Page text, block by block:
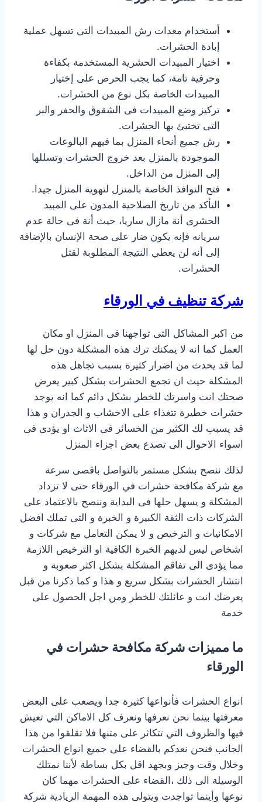
أستخدام معدات رش المبيدات التى تسهل عملية
إبادة الحشرات.
اختيار المبيدات الحشرية المستخدمة بكفاءة
وحرفية تامة، كما يجب الحرص على إختيار
المبيدات الخاصة بكل نوع من الحشرات.
تركيز وضع المبيدات فى الشقوق والحفر والبر
التى تختبئ بها الحشرات.
رش جميع أنحاء المنزل بما فيهم البالوعات
الموجودة بالمنزل بعد خروج الحشرات وتسللها
إلى المنزل من الداخل.
فتح النوافذ الخاصة بالمنزل لتهوية المنزل جيدا.
التأكد من تاريخ الصلاحية المدون على المبيد
الحشرى أنة مازال ساريا، حيث أنة فى حالة عدم
سريانه فإنه يكون ضار على صحة الإنسان بالإضافة
إلى أنه لن يعطي النتيجة المطلوبة لقتل
الحشرات.
شركة تنظيف في الورقاء
من اكبر المشاكل التى تواجهنا فى المنزل او مكان
العمل كما انه لا يمكنك ترك هذه المشكلة دون حل لها
لما قد يحدث من اضرار كثيرة بسبب تجاهل هذه
المشكلة حيث ان تجمع الحشرات بشكل كبير يعرض
صحتك انت واسرتك للخطر بشكل دائم كما انه يوجد
حشرات خطيرة تتغذاء على الاخشاب و الجدران و هذا
قد يسبب لك الكثير من الخسائر فى الاثاث او يؤدى فى
اسواء الاحوال الى تصدع بعض اجزاء المنزل
لذلك ننصح بشكل مستمر بالتواصل باقصى سرعة
مع شركة مكافحة حشرات في الورقاء حتى لا تزداد
المشكلة و يسهل حلها فى البداية وننصح بالاعتماد على
الشركات ذات الثقة الكبيرة و الخبرة و التى تملك افضل
الامكانيات و الترخيص و لا يمكن التعامل مع شركات و
اشخاص ليس لديهم الخبرة الكافية او الترخيص اللازمة
مما يؤدى الى تفاقم المشكلة بشكل اكثر صعوبة و
انتشار الحشرات بشكل سريع و هذا و كما ذكرنا من قبل
يعرضك انت و عائلتك للخطر ومن اجل الحصول على
خدمة
‎ما مميزات شركة مكافحة حشرات في
الورقاء
انواع الحشرات فأنواعها كثيرة جدا ويصعب على البعض
معرفتها بينما نحن نعرفها ونعرف كل الاماكن التي تعيش
فيها والظروف التي تتكاثر على متنها فلا تقلقوا من هذا
الجانب فنحن نعدكم بالقضاء على جميع انواع الحشرات
وخلال وقت وجيز وبجهد اقل بكل بساطة لأننا نمتلك
الوسيلة الى ذلك ،القضاء على الحشرات مهما كان
نوعها وأينما تواجدت ويتولى هذه المهمة الريادية شركة